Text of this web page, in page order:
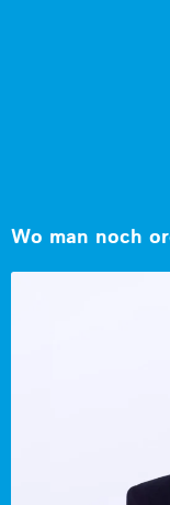
Wo man noch